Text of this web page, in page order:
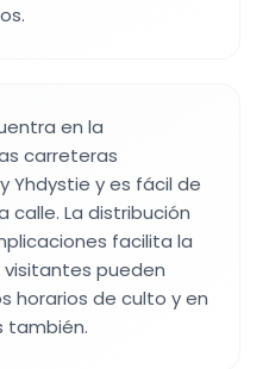
en la
carreteras
Yhdystie y es fácil de
calle. La distribución
facilita la
visitantes pueden
horarios de culto y en
también.